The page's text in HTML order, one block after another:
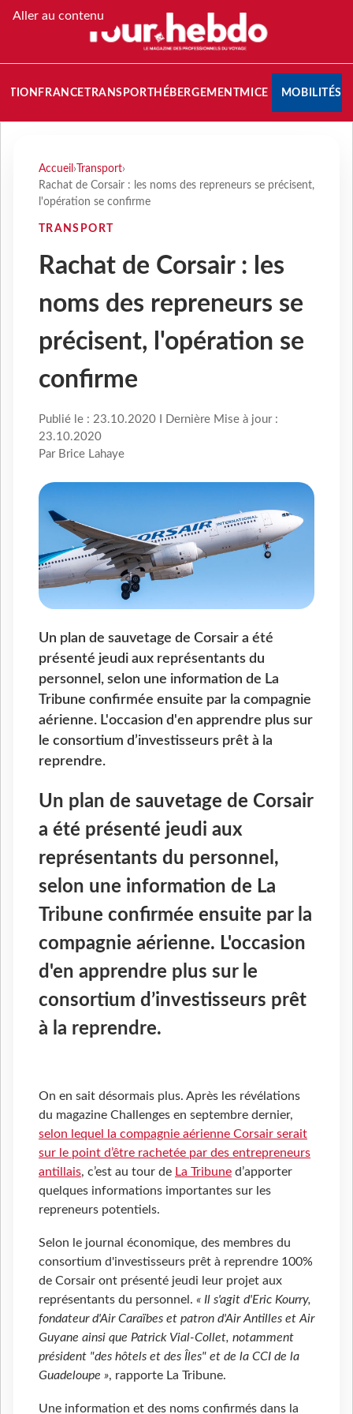
Aller au contenu
FRANCETRANSPORT HÉBERGEMENTMICE MOBILITÉS
Accueil › Transport›
Rachat de Corsair : les noms des repreneurs se précisent,
l'opération se confirme
TRANSPORT
Rachat de Corsair : les
noms des repreneurs se
précisent, l'opération se
confirme
Publié le : 23.10.2020 I Dernière Mise à jour :
23.10.2020
Par Brice Lahaye
Un plan de sauvetage de Corsair a été
présenté jeudi aux représentants du
personnel, selon une information de La
Tribune confirmée ensuite par la compagnie
aérienne. L'occasion d'en apprendre plus sur
le consortium d’investisseurs prêt à la
reprendre.
Un plan de sauvetage de Corsair
a été présenté jeudi aux
représentants du personnel,
selon une information de La
Tribune confirmée ensuite par la
compagnie aérienne. L'occasion
d'en apprendre plus sur le
consortium d’investisseurs prêt
à la reprendre.
On en sait désormais plus. Après les révélations
du magazine Challenges en septembre dernier,
selon lequel la compagnie aérienne Corsair serait
sur le point d’être rachetée par des entrepreneurs
antillais, c’est au tour de La Tribune d’apporter
quelques informations importantes sur les
repreneurs potentiels.
Selon le journal économique, des membres du
consortium d'investisseurs prêt à reprendre 100%
de Corsair ont présenté jeudi leur projet aux
représentants du personnel. « Il s'agit d'Eric Kourry,
fondateur d'Air Caraïbes et patron d'Air Antilles et Air
Guyane ainsi que Patrick Vial-Collet, notamment
président "des hôtels et des Îles" et de la CCI de la
Guadeloupe », rapporte La Tribune.
Une information et des noms confirmés dans la